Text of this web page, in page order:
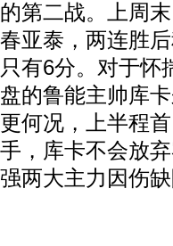
的第二战。上周
春亚泰，两连胜
只有6分。对于怀
盘的鲁能主帅库
更何况，上半程
手，库卡不会放
强两大主力因伤缺